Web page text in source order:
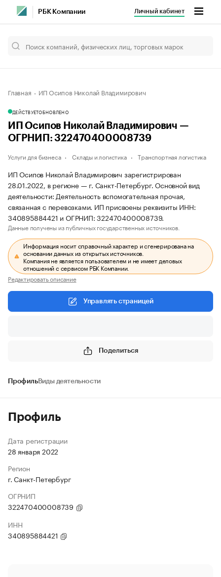
РБК Компании Личный кабинет
Главная ИП Осипов Николай Владимирович
ДЕЙСТВУЕТОБНОВЛЕНО
ИП Осипов Николай Владимирович —
ОГРНИП: 322470400008739
Услуги для бизнеса Склады и логистика Транспортная логистика
ИП Осипов Николай Владимирович зарегистрирован
28.01.2022, в регионе — г. Санкт-Петербург. Основной вид
деятельности: Деятельность вспомогательная прочая,
связанная с перевозками. ИП присвоены реквизиты ИНН:
340895884421 и ОГРНИП: 322470400008739.
Данные получены из публичных государственных источников.
Информация носит справочный характер и сгенерирована на
основании данных из открытых источников.
Компания не является пользователем и не имеет деловых
отношений с сервисом РБК Компании.
Редактировать описание
Управлять страницей
Поделиться
ПрофильВиды деятельности
Профиль
Дата регистрации
28 января 2022
Регион
г. Санкт-Петербург
ОГРНИП
322470400008739
ИНН
340895884421